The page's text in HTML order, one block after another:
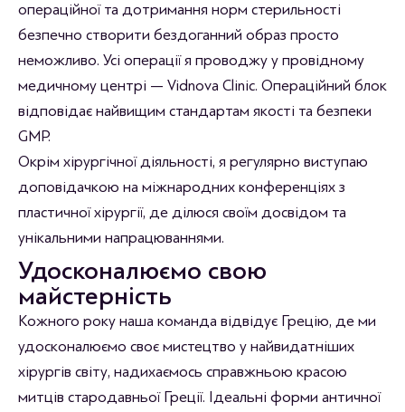
операційної та дотримання норм стерильності
безпечно створити бездоганний образ просто
неможливо. Усі операції я проводжу у провідному
медичному центрі — Vidnova Clinic. Операційний блок
відповідає найвищим стандартам якості та безпеки
GMP.
Окрім хірургічної діяльності, я регулярно виступаю
доповідачкою на міжнародних конференціях з
пластичної хірургії, де ділюся своїм досвідом та
унікальними напрацюваннями.
Удосконалюємо свою
майстерність
Кожного року наша команда відвідує Грецію, де ми
удосконалюємо своє мистецтво у найвидатніших
хірургів світу, надихаємось справжньою красою
митців стародавньої Греції. Ідеальні форми античної